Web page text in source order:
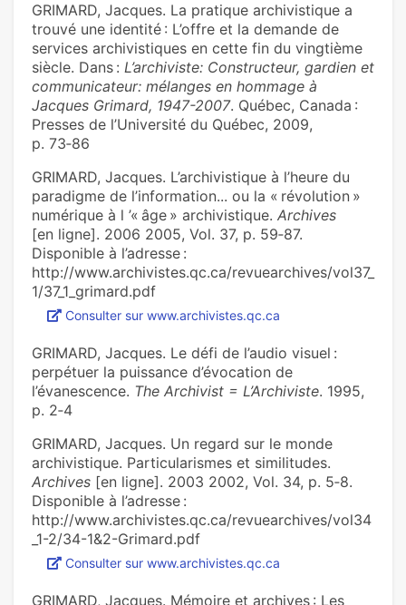
GRIMARD, Jacques. La pratique archivistique a
trouvé une identité : L’offre et la demande de
services archivistiques en cette fin du vingtième
siècle. Dans : L’archiviste: Constructeur, gardien et
communicateur: mélanges en hommage à
Jacques Grimard, 1947-2007. Québec, Canada :
Presses de l’Université du Québec, 2009,
p. 73‑86
GRIMARD, Jacques. L’archivistique à l’heure du
paradigme de l’information... ou la « révolution »
numérique à l ’« âge » archivistique. Archives
[en ligne]. 2006 2005, Vol. 37, p. 59‑87.
Disponible à l’adresse :
http://www.archivistes.qc.ca/revuearchives/vol37_
1/37_1_grimard.pdf
Consulter sur www.archivistes.qc.ca
GRIMARD, Jacques. Le défi de l’audio visuel :
perpétuer la puissance d’évocation de
l’évanescence. The Archivist = L’Archiviste. 1995,
p. 2‑4
GRIMARD, Jacques. Un regard sur le monde
archivistique. Particularismes et similitudes.
Archives [en ligne]. 2003 2002, Vol. 34, p. 5‑8.
Disponible à l’adresse :
http://www.archivistes.qc.ca/revuearchives/vol34
_1-2/34-1&2-Grimard.pdf
Consulter sur www.archivistes.qc.ca
GRIMARD, Jacques. Mémoire et archives : Les